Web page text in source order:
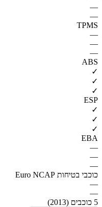
—
—
TPMS
—
—
—
ABS
✓
✓
✓
ESP
✓
✓
✓
EBA
—
—
—
כוכבי בטיחות Euro NCAP
—
—
5 כוכבים (2013)